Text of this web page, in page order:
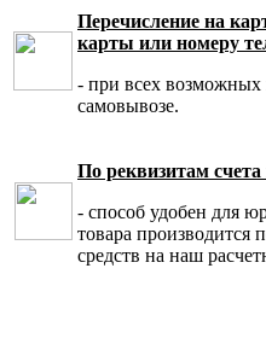
Перечисление на
карты или номеру
- при всех возможных
самовывозе.
По реквизитам
- способ удобен для
товара производится
средств на наш